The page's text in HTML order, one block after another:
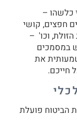
כלשהו –
חפצים, קושי
וכו' –
במסמכים
את
חייכם.
הביטוח פועלת